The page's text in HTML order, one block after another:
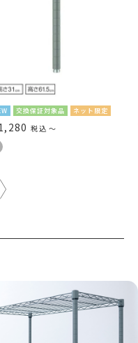
交換保証対象品 ネット限定
税込 〜